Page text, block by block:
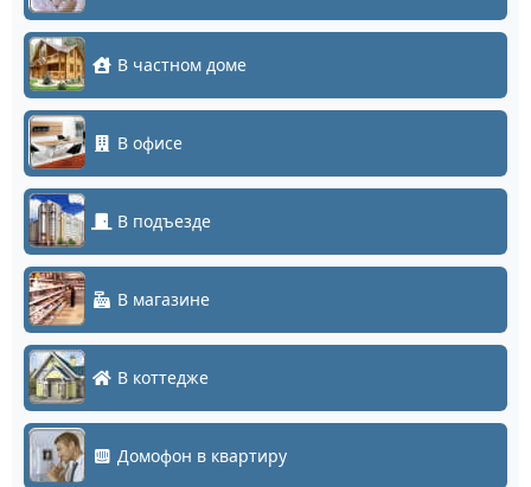
В частном доме
В офисе
В подъезде
В магазине
В коттедже
Домофон в квартиру